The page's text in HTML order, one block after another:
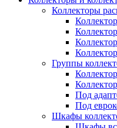
Коллекторы
Группы
Под
Под
Шкафы